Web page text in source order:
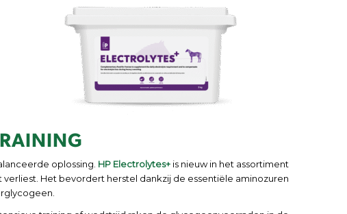
oplossing. HP Electrolytes+ is nieuw in het assortiment
verliest. Het bevordert herstel dankzij de essentiële aminozuren